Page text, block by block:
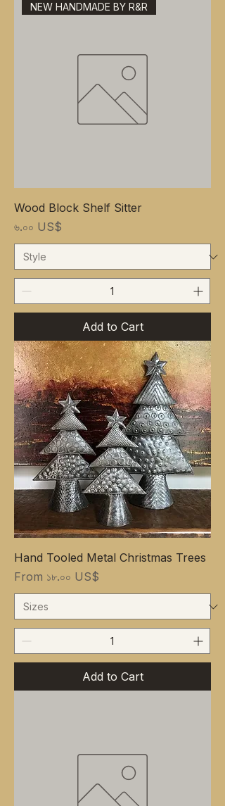
NEW HANDMADE BY R&R
Wood Block Shelf Sitter
Price
৬.০০ US$
Add to Cart
Hand Tooled Metal Christmas Trees
From ১৮.০০ US$
Sale Price
Add to Cart